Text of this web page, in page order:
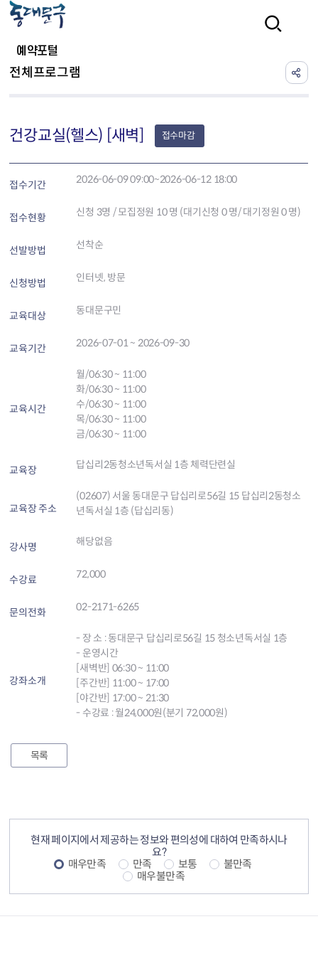
예약포털
전체프로그램
건강교실(헬스) [새벽] 접수마감
접수기간 2026-06-09 09:00~2026-06-12 18:00
접수현황 신청 3명 / 모집정원 10 명 (대기신청 0 명/ 대기정원 0 명)
선발방법 선착순
신청방법 인터넷, 방문
교육대상 동대문구민
교육기간 2026-07-01 ~ 2026-09-30
교육시간
월/06:30 ~ 11:00
화/06:30 ~ 11:00
수/06:30 ~ 11:00
목/06:30 ~ 11:00
금/06:30 ~ 11:00
교육장 답십리2동청소년독서실 1층 체력단련실
교육장 주소
(02607) 서울 동대문구 답십리로56길 15 답십리2동청소
년독서실 1층 (답십리동)
강사명 해당없음
수강료 72,000
문의전화 02-2171-6265
강좌소개
- 장 소 : 동대문구 답십리로56길 15 청소년독서실 1층
- 운영시간
[새벽반] 06:30 ~ 11:00
[주간반] 11:00 ~ 17:00
[야간반] 17:00 ~ 21:30
- 수강료 : 월24,000원(분기 72,000원)
목록
현재 페이지에서 제공하는 정보와 편의성에 대하여 만족하시나
요?
매우만족
만족 보통
불만족
매우불만족